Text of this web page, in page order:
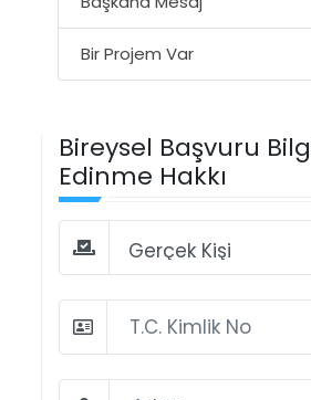
Bir Projem Var
Bireysel Başvuru
Edinme Hakkı